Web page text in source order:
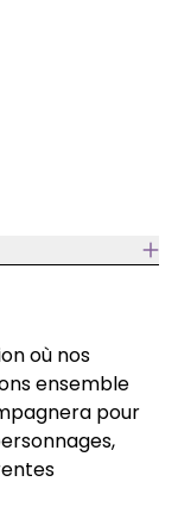
où nos
ensemble
pour